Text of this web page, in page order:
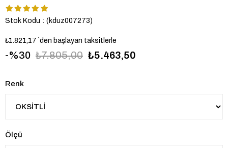
Stok Kodu (kduz007273)
₺1.821,17 `den başlayan taksitlerle
30 ₺7.805,00 ₺5.463,50
Renk
Ölçü